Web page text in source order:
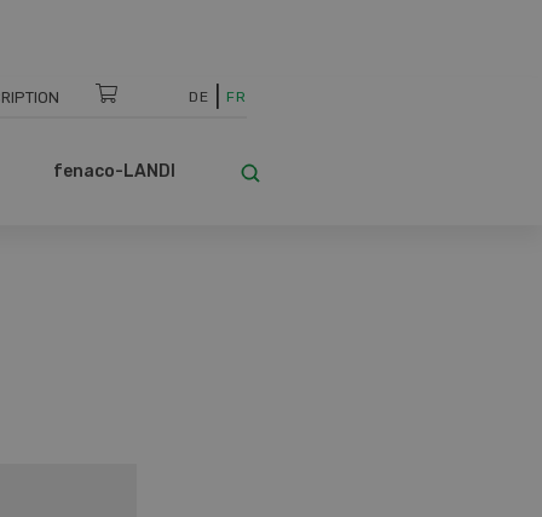
DE FR
fenaco-LANDI